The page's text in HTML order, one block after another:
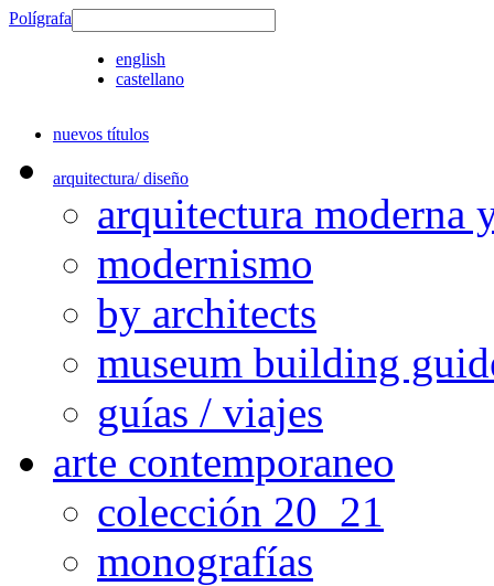
Polígrafa
english
castellano
nuevos títulos
arquitectura/ diseño
arquitectura moderna
modernismo
by architects
museum building
guías / viajes
arte contemporaneo
colección 20_21
monografías